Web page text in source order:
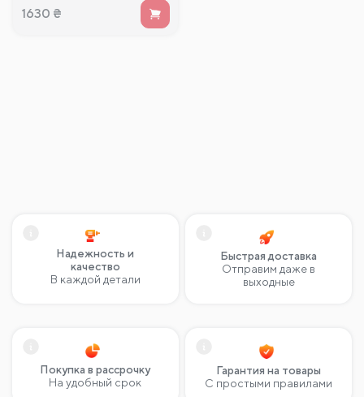
1630 ₴
Надежность и
качество
В каждой детали
Быстрая доставка
Отправим даже в
выходные
Покупка в рассрочку
На удобный срок
Гарантия на товары
С простыми правилами